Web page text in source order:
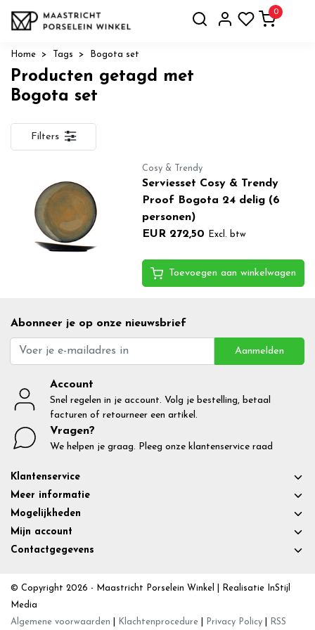
0
Home Tags Bogota set
Producten getagd met
Bogota set
Filters
Cosy & Trendy
Serviesset Cosy & Trendy
Proof Bogota 24 delig (6
personen)
EUR 272,50
Excl. btw
Toevoegen aan winkelwagen
Abonneer je op onze nieuwsbrief
Aanmelden
Account
Snel regelen in je account. Volg je bestelling, betaal
facturen of retourneer een artikel.
Vragen?
We helpen je graag. Pleeg onze klantenservice raad
Klantenservice
Meer informatie
Mogelijkheden
Mijn account
Contactgegevens
© Copyright 2026 - Maastricht Porselein Winkel | Realisatie InStijl
Media
Algemene voorwaarden
Klachtenprocedure Privacy Policy RSS